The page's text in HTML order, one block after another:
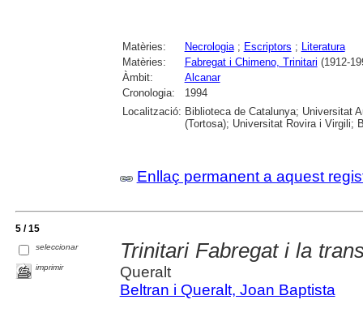
Matèries: Necrologia; Escriptors ; Literatura
Matèries:
Fabregat i Chimeno, Trinitari (1912-
Àmbit:
Alcanar
Cronologia:
1994
Localització: Biblioteca de Catalunya; Universitat
(Tortosa); Universitat Rovira i Virgili;
Enllaç permanent a aquest
5 / 15
seleccionar
imprimir
Trinitari Fabregat i la
Queralt
Beltran i Queralt, Joan Baptista